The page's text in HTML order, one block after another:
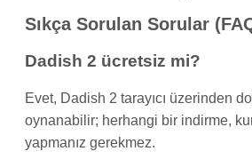
Sıkça Sorulan Sorular
Dadish 2 ücretsiz mi?
Evet, Dadish 2 tarayıcı üzerinden
oynanabilir; herhangi bir indirme,
yapmanız gerekmez.